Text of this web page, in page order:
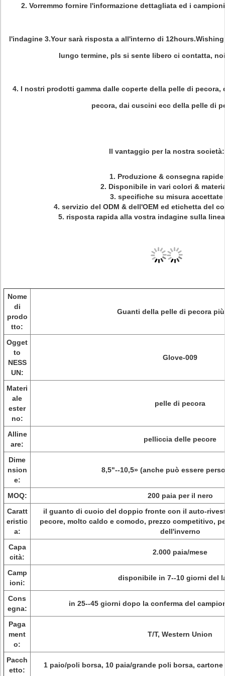
2. Vorremmo fornire l'informazione dettagliata ed i
l'indagine 3.Your sarà risposta a all'interno di
lungo termine, pls si sente libero ci contatta,
4. I nostri prodotti gamma dalle coperte della pelle di
pecora, dai cuscini ecc della pelle di
Il vantaggio per la nostra società:
1. Produzione & consegna rapide
2. Disponibile in vari colori &
3. specifiche su misura accettate
4. servizio del ODM & dell'OEM ed etichetta del
5. risposta rapida alla vostra indagine sulla
Nome
di
prodo
tto:
Guanti della pelle di pecora
Ogget
to
NESS
UN:
Glove-009
Materi
ale
ester
no:
pelle di pecora
Alline
are:
pelliccia delle pecore
Dime
nsion
e:
8,5"--10,5» (anche può essere
MOQ:
200 paia per il nero
Caratt
eristic
a:
il guanto di cuoio del doppio fronte con il auto-
pecore, molto caldo e comodo, prezzo competitivo,
dell'inverno
Capa
cità:
2.000 paia/mese
Camp
ioni:
disponibile in 7--10 giorni del
Cons
egna:
in 25--45 giorni dopo la conferma del
Paga
ment
o:
T/T, Western Union
Pacch
etto:
1 paio/poli borsa, 10 paia/grande poli borsa,